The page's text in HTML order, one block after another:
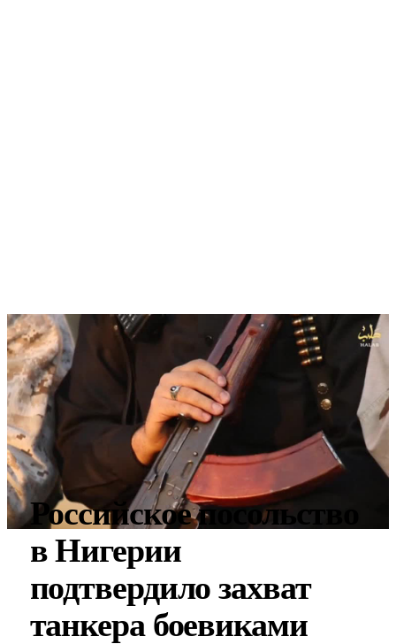
Российское посольство
в Нигерии
подтвердило захват
танкера боевиками